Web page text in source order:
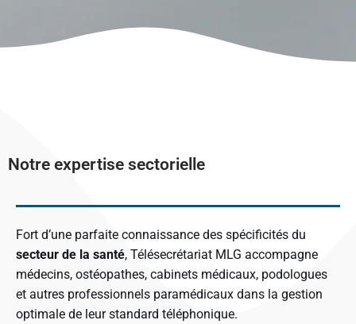
Notre expertise sectorielle
Fort d’une parfaite connaissance des spécificités du
secteur de la santé, Télésecrétariat MLG accompagne
médecins, ostéopathes, cabinets médicaux, podologues
et autres professionnels paramédicaux dans la gestion
optimale de leur standard téléphonique.